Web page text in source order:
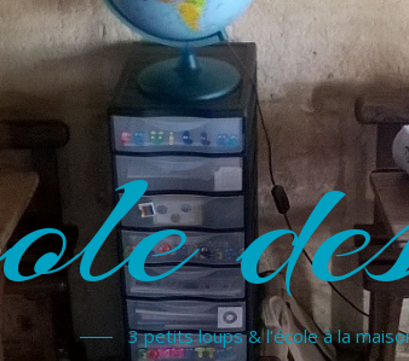
3 petits loups & l'école à la